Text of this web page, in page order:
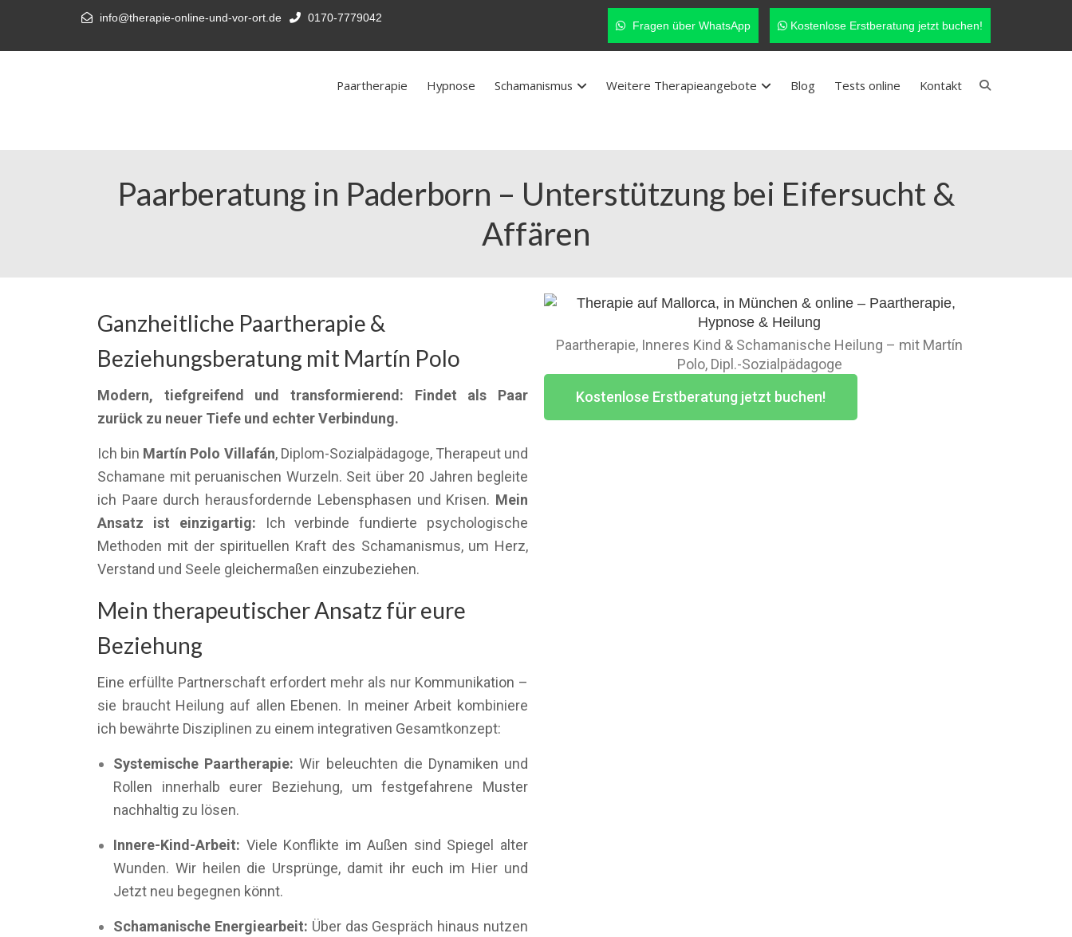
info@therapie-online-und-vor-ort.de 0170-7779042
Fragen über WhatsApp Kostenlose Erstberatung jetzt buchen!
Paartherapie Hypnose Schamanismus Weitere Therapieangebote Blog Tests online Kontakt
Paarberatung in Paderborn – Unterstützung bei Eifersucht &
Affären
Ganzheitliche Paartherapie &
Beziehungsberatung mit Martín Polo
Modern, tiefgreifend und transformierend: Findet als Paar
zurück zu neuer Tiefe und echter Verbindung.
Ich bin Martín Polo Villafán, Diplom-Sozialpädagoge, Therapeut und
Schamane mit peruanischen Wurzeln. Seit über 20 Jahren begleite
ich Paare durch herausfordernde Lebensphasen und Krisen. Mein
Ansatz ist einzigartig: Ich verbinde fundierte psychologische
Methoden mit der spirituellen Kraft des Schamanismus, um Herz,
Verstand und Seele gleichermaßen einzubeziehen.
Mein therapeutischer Ansatz für eure
Beziehung
Eine erfüllte Partnerschaft erfordert mehr als nur Kommunikation –
sie braucht Heilung auf allen Ebenen. In meiner Arbeit kombiniere
ich bewährte Disziplinen zu einem integrativen Gesamtkonzept:
Systemische Paartherapie: Wir beleuchten die Dynamiken und
Rollen innerhalb eurer Beziehung, um festgefahrene Muster
nachhaltig zu lösen.
Innere-Kind-Arbeit: Viele Konflikte im Außen sind Spiegel alter
Wunden. Wir heilen die Ursprünge, damit ihr euch im Hier und
Jetzt neu begegnen könnt.
Schamanische Energiearbeit: Über das Gespräch hinaus nutzen
Paartherapie, Inneres Kind & Schamanische Heilung – mit Martín
Polo, Dipl.-Sozialpädagoge
Kostenlose Erstberatung jetzt buchen!